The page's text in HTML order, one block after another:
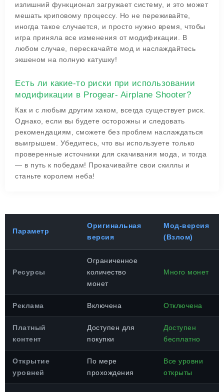
излишний функционал загружает систему, и это может
мешать криповому процессу. Но не переживайте,
иногда такое случается, и просто нужно время, чтобы
игра приняла все изменения от модификации. В
любом случае, перескачайте мод и наслаждайтесь
экшеном на полную катушку!
Есть ли какие-то риски при использовании
модификации в Progear- Airplane Shooter?
Как и с любым другим хаком, всегда существует риск.
Однако, если вы будете осторожны и следовать
рекомендациям, сможете без проблем наслаждаться
выигрышем. Убедитесь, что вы используете только
проверенные источники для скачивания мода, и тогда
— в путь к победам! Прокачивайте свои скиллы и
станьте королем неба!
Параметр
Оригинальная
версия
Мод-версия
(Взлом)
Ресурсы
Ограниченное
количество
монет
Много монет
Реклама Включена Отключена
Платный
контент
Доступен для
покупки
Доступен
бесплатно
Открытие
уровней
По мере
прохождения
Все уровни
открыты